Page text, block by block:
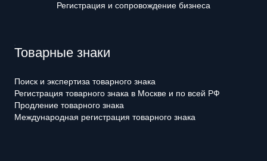
Регистрация и сопровождение бизнеса
Товарные знаки
Поиск и экспертиза товарного знака
Регистрация товарного знака в Москве и по всей РФ
Продление товарного знака
Международная регистрация товарного знака